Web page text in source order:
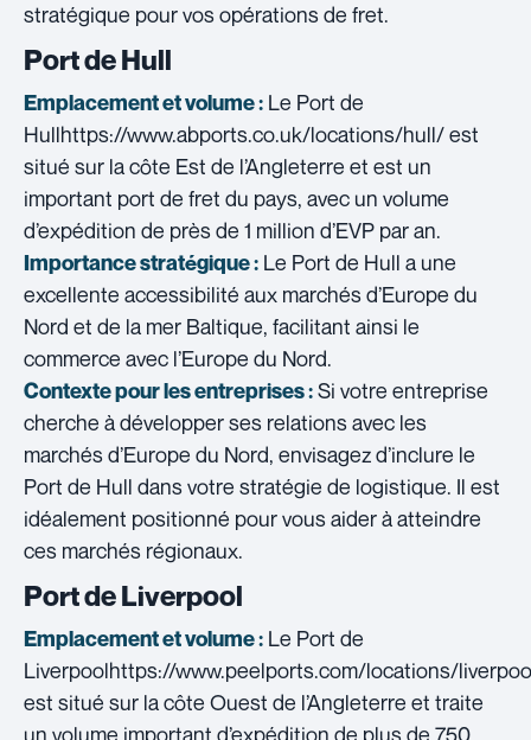
stratégique pour vos opérations de fret.
Port de Hull
Emplacement et volume : Le Port de
Hullhttps://www.abports.co.uk/locations/hull/ est
situé sur la côte Est de l’Angleterre et est un
important port de fret du pays, avec un volume
d’expédition de près de 1 million d’EVP par an.
Importance stratégique : Le Port de Hull a une
excellente accessibilité aux marchés d’Europe du
Nord et de la mer Baltique, facilitant ainsi le
commerce avec l’Europe du Nord.
Contexte pour les entreprises :Si votre entreprise
cherche à développer ses relations avec les
marchés d’Europe du Nord, envisagez d’inclure le
Port de Hull dans votre stratégie de logistique. Il est
idéalement positionné pour vous aider à atteindre
ces marchés régionaux.
Port de Liverpool
Emplacement et volume : Le Port de
Liverpoolhttps://www.peelports.com/locations/
est situé sur la côte Ouest de l’Angleterre et traite
un volume important d’expédition de plus de 750